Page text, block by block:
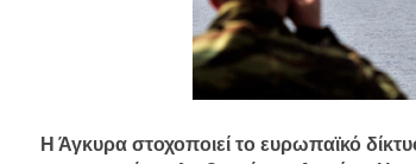
Η Άγκυρα στοχοποιεί το ευρωπαϊκό